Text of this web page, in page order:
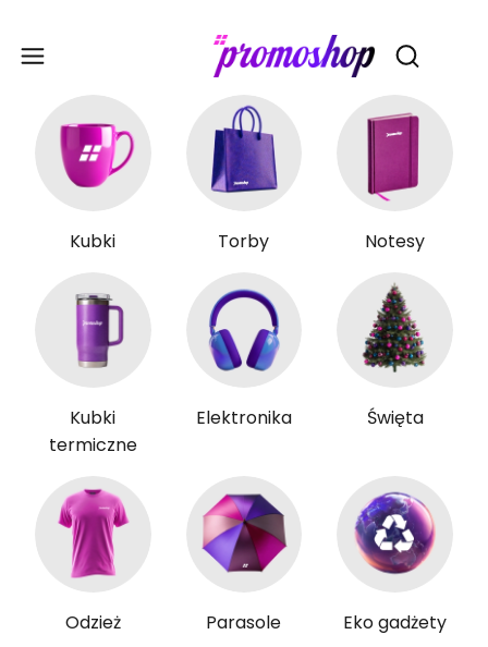
Otwórz
Kubki Torby Notesy
Kubki
termiczne
Elektronika Święta
Odzież Parasole Eko gadżety